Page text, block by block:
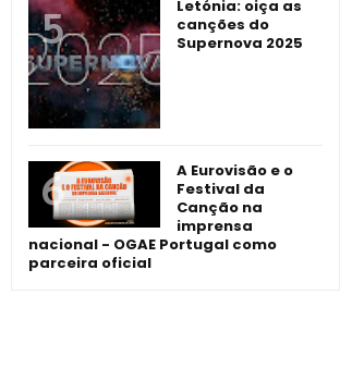
Letónia: oiça as
canções do
Supernova 2025
A Eurovisão e o
Festival da
Canção na
imprensa
nacional - OGAE Portugal como
parceira oficial